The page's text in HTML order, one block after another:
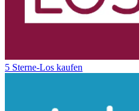
5 Sterne-Los kaufen